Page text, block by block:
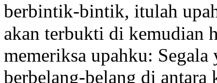
berbintik-bintik, itulah
akan terbukti di kemudian
memeriksa upahku:
berbelang-belang di